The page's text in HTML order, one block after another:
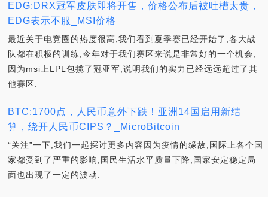
EDG:DRX冠军皮肤即将开售，价格公布后被吐槽太贵，
EDG表示不服_MSI价格
最近关于电竞圈的热度很高,我们看到夏季赛已经开始了,各大战
队都在积极的训练,今年对于我们赛区来说是非常好的一个机会,
因为msi上LPL包揽了冠亚军,说明我们的实力已经远远超过了其
他赛区.
BTC:1700点，人民币意外下跌！亚洲14国启用新结
算，绕开人民币CIPS？_MicroBitcoin
“关注”一下,我们一起探讨更多内容因为疫情的缘故,国际上各个国
家都受到了严重的影响,国民生活水平质量下降,国家安定稳定局
面也出现了一定的波动.